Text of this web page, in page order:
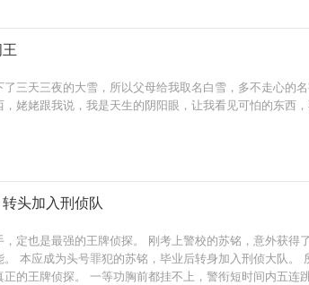
三天三夜的大雪，所以父母给我取名白雪，多不走心
，姥姥跟我说，我是天生的阴阳眼，让我看见可怕的东
头加入刑侦队
定也是最强的王牌侦探。 刚考上警校的苏铭，意外获
本应成为头号罪犯的苏铭，毕业后转身加入刑侦大队
的王牌侦探。 一等功胸前都挂不上，警衔短时间内五连